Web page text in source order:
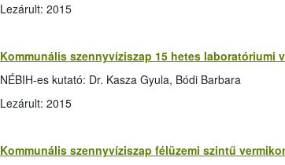
Lezárult: 2015
Kommunális szennyvíziszap 15 hetes laboratóriumi
NÉBIH-es kutató: Dr. Kasza Gyula, Bódi Barbara
Lezárult: 2015
Kommunális szennyvíziszap félüzemi szintű